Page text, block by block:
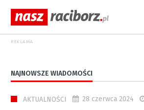
REKLAMA
NAJNOWSZE WIADOMOŚCI
AKTUALNOŚCI 28 czerwca 2024